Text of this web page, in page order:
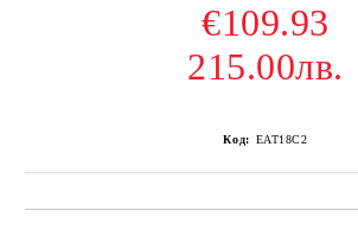
€109.93
215.00лв.
Код: EAT18C2